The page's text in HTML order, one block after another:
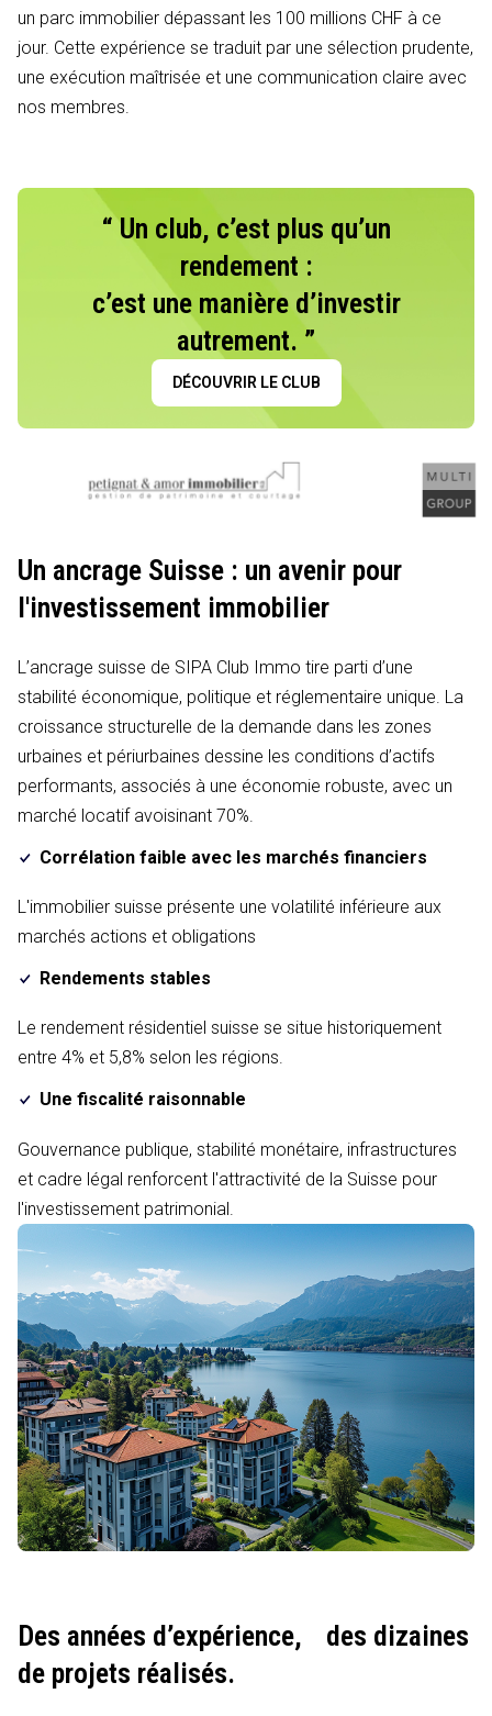
un parc immobilier dépassant les 100 millions CHF à ce
jour. Cette expérience se traduit par une sélection prudente,
une exécution maîtrisée et une communication claire avec
nos membres.
“ Un club, c’est plus qu’un
rendement :
c’est une manière d’investir
autrement. ”
DÉCOUVRIR LE CLUB
Un ancrage Suisse : un avenir pour
l'investissement immobilier
L’ancrage suisse de SIPA Club Immo tire parti d’une
stabilité économique, politique et réglementaire unique. La
croissance structurelle de la demande dans les zones
urbaines et périurbaines dessine les conditions d’actifs
performants, associés à une économie robuste, avec un
marché locatif avoisinant 70%.
Corrélation faible avec les marchés financiers
L'immobilier suisse présente une volatilité inférieure aux
marchés actions et obligations
Rendements stables
Le rendement résidentiel suisse se situe historiquement
entre 4% et 5,8% selon les régions.
Une fiscalité raisonnable
Gouvernance publique, stabilité monétaire, infrastructures
et cadre légal renforcent l'attractivité de la Suisse pour
l'investissement patrimonial.
Des années d’expérience,
des dizaines
de projets réalisés.